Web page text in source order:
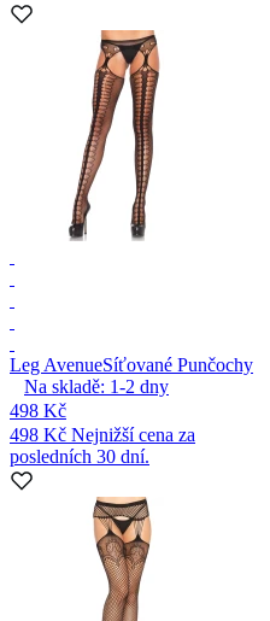
Leg AvenueSíťované Punčochy
Na skladě: 1-2 dny
498 Kč
498 Kč Nejnižší cena za
posledních 30 dní.